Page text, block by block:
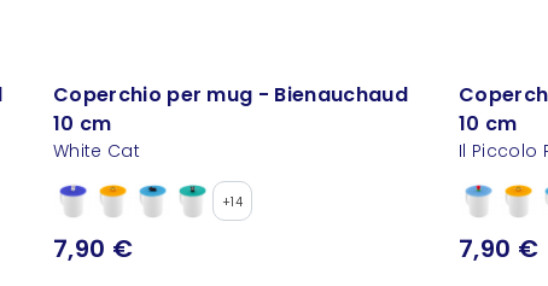
Coperchio per mug - Bienauchaud
10 cm
White Cat
+14
7,90 €
10 cm
Il Piccolo
7,90 €